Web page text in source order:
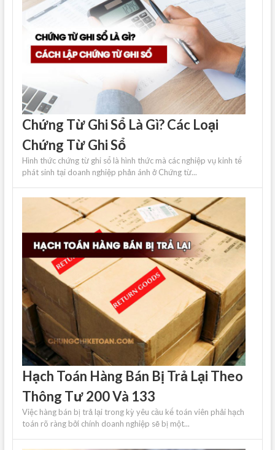
Chứng Từ Ghi Sổ Là Gì? Các Loại
Chứng Từ Ghi Sổ
Hình thức chứng từ ghi sổ là hình thức mà các nghiệp vụ kinh tế
phát sinh tại doanh nghiệp phản ánh ở Chứng từ...
Hạch Toán Hàng Bán Bị Trả Lại Theo
Thông Tư 200 Và 133
Việc hàng bán bị trả lại trong kỳ yêu cầu kế toán viên phải hạch
toán rõ ràng bởi chính doanh nghiệp sẽ bị một...